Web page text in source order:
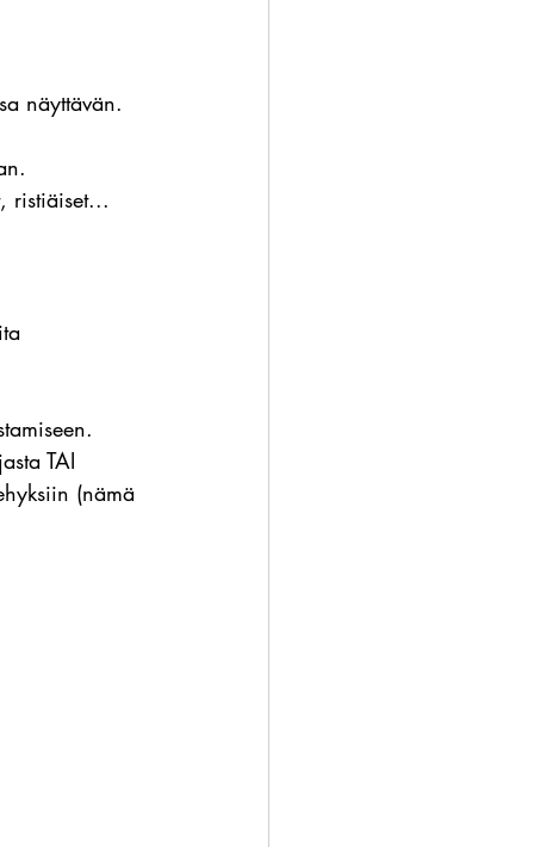
näyttävän.
ristiäiset...
TAI
(nämä